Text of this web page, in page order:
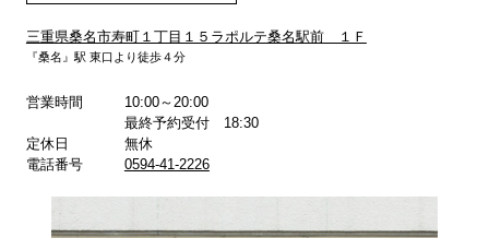
詳しくはこちら
詳しくはこちら
三重県桑名市寿町１丁目１５ラポルテ桑名駅前 １Ｆ
『桑名』駅 東口より徒歩４分
営業時間
10:00～20:00
最終予約受付 18:30
定休日
無休
電話番号
0594-41-2226